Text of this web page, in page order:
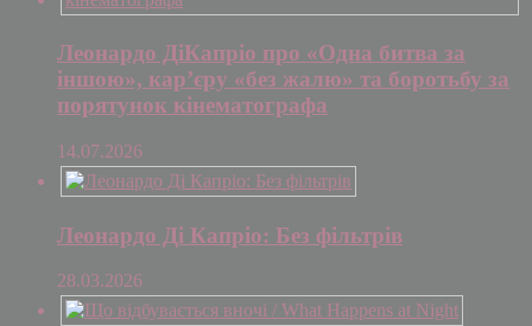
Леонардо ДіКапріо про «Одна битва за
іншою», кар’єру «без жалю» та боротьбу за
порятунок кінематографа
14.07.2026
Леонардо Ді Капріо: Без фільтрів
28.03.2026